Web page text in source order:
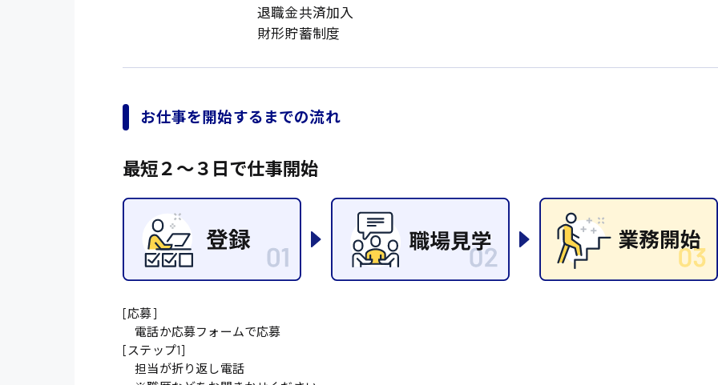
システムエンジニア
その他の専門職
施設管理・整備 清掃 施工管理
配送・ドライバー
退職金共済加入
財形貯蓄制度
お仕事を開始するまでの流れ
最短２〜３日で仕事開始
[応募]
電話か応募フォームで応募
[ステップ1]
担当が折り返し電話